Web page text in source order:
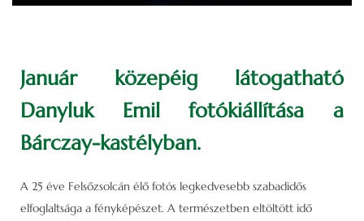
Január közepéig látogatható
Danyluk Emil fotókiállítása a
Bárczay-kastélyban.
A 25 éve Felsőzsolcán élő fotós legkedvesebb szabadidős
elfoglaltsága a fényképészet. A természetben eltöltött idő